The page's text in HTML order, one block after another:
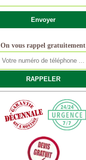
On vous rappel gratuitement